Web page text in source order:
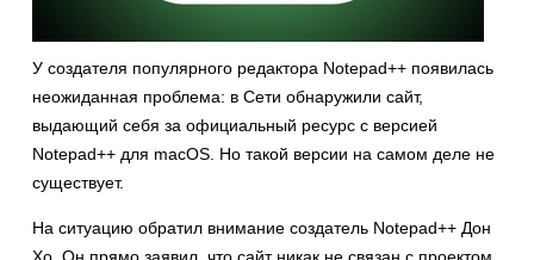
У создателя популярного редактора Notepad++ появилась
неожиданная проблема: в Сети обнаружили сайт,
выдающий себя за официальный ресурс с версией
Notepad++ для macOS. Но такой версии на самом деле не
существует.
На ситуацию обратил внимание создатель Notepad++ Дон